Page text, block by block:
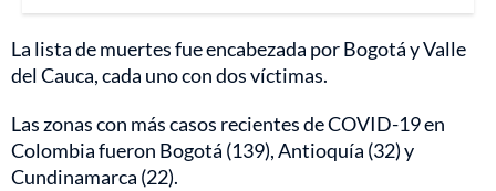
La lista de muertes fue encabezada por Bogotá y Valle
del Cauca, cada uno con dos víctimas.
Las zonas con más casos recientes de COVID-19 en
Colombia fueron Bogotá (139), Antioquía (32) y
Cundinamarca (22).